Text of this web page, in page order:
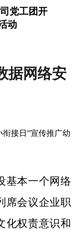
党工团开
动
据网络安
接日”宣传推广幼
基本一个网络
席会议企业职
化权责意识和